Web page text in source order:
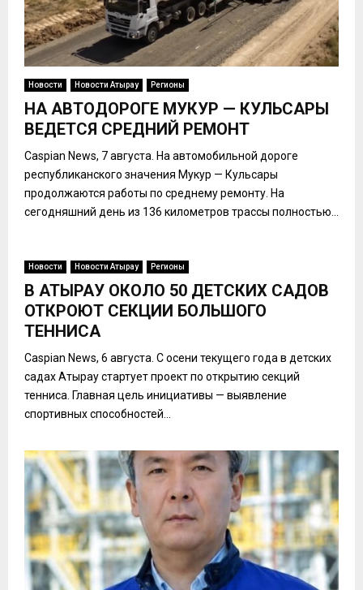
Новости Новости Атырау Регионы
НА АВТОДОРОГЕ МУКУР — КУЛЬСАРЫ
ВЕДЕТСЯ СРЕДНИЙ РЕМОНТ
Caspian News, 7 августа. На автомобильной дороге
республиканского значения Мукур — Кульсары
продолжаются работы по среднему ремонту. На
сегодняшний день из 136 километров трассы полностью...
Новости Новости Атырау Регионы
В АТЫРАУ ОКОЛО 50 ДЕТСКИХ САДОВ
ОТКРОЮТ СЕКЦИИ БОЛЬШОГО
ТЕННИСА
Caspian News, 6 августа. С осени текущего года в детских
садах Атырау стартует проект по открытию секций
тенниса. Главная цель инициативы — выявление
спортивных способностей...